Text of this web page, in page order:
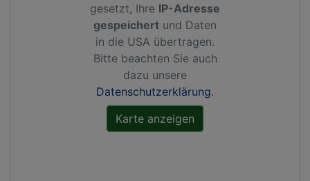
gesetzt, Ihre IP-Adresse
gespeichert und Daten
in die USA übertragen.
Bitte beachten Sie auch
dazu unsere
Datenschutzerklärung.